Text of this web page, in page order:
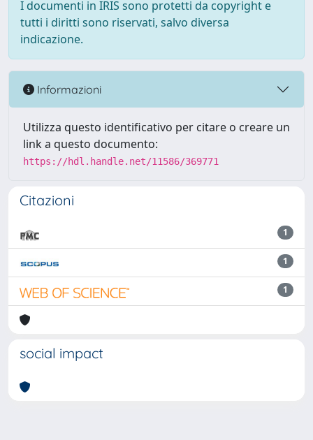
I documenti in IRIS sono protetti da copyright e
tutti i diritti sono riservati, salvo diversa
indicazione.
Informazioni
Utilizza questo identificativo per citare o creare un
link a questo documento:
https://hdl.handle.net/11586/369771
Citazioni
1
1
1
social impact